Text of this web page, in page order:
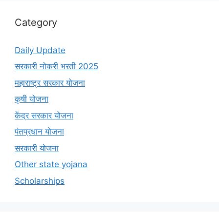
Category
Daily Update
सरकारी नोकरी भरती 2025
महाराष्ट्र सरकार योजना
कृषी योजना
केंद्र सरकार योजना
पंतप्रधान योजना
सरकारी योजना
Other state yojana
Scholarships